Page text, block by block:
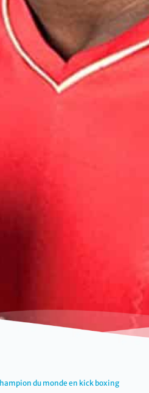
du monde en kick boxing